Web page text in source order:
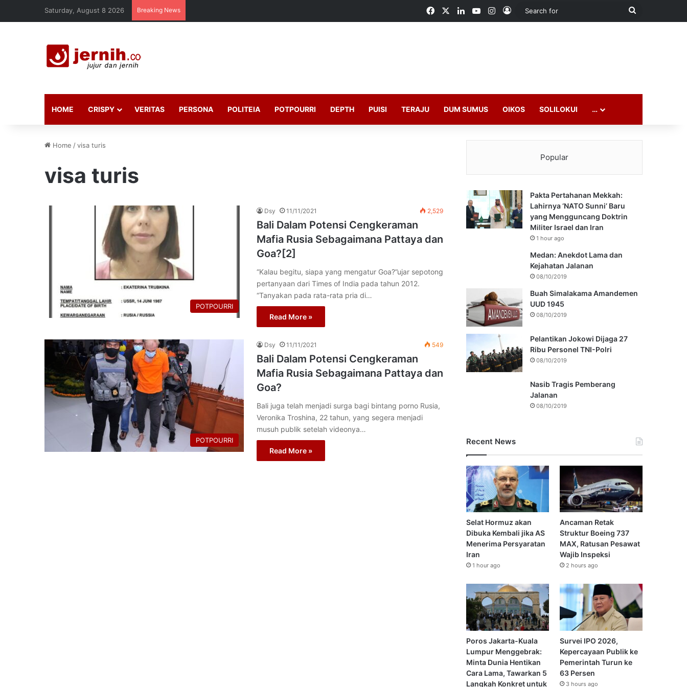
Saturday, August 8 2026 Breaking News FacebookLinkedInYouTubeInstagram
Log In
Search
HOME CRISPY VERITAS PERSONA POLITEIA POTPOURRI DEPTH PUISI TERAJU DUM SUMUS OIKOS SOLILOKUI …
Home /visa turis
visa turis
POTPOURRI
Dsy 11/11/2021 2,529
Bali Dalam Potensi Cengkeraman
Mafia Rusia Sebagaimana Pattaya dan
Goa?[2]
“Kalau begitu, siapa yang mengatur Goa?”ujar sepotong
pertanyaan dari Times of India pada tahun 2012.
“Tanyakan pada rata-rata pria di…
Read More »
POTPOURRI
Dsy 11/11/2021 549
Bali Dalam Potensi Cengkeraman
Mafia Rusia Sebagaimana Pattaya dan
Goa?
Bali juga telah menjadi surga bagi bintang porno Rusia,
Veronika Troshina, 22 tahun, yang segera menjadi
musuh publik setelah videonya…
Read More »
Popular
Pakta Pertahanan Mekkah:
Lahirnya ‘NATO Sunni’ Baru
yang Mengguncang Doktrin
Militer Israel dan Iran
1 hour ago
Medan: Anekdot Lama dan
Kejahatan Jalanan
08/10/2019
Buah Simalakama Amandemen
UUD 1945
08/10/2019
Pelantikan Jokowi Dijaga 27
Ribu Personel TNI-Polri
08/10/2019
Nasib Tragis Pemberang
Jalanan
08/10/2019
Recent News
Selat Hormuz akan
Dibuka Kembali jika AS
Menerima Persyaratan
Iran
1 hour ago
Ancaman Retak
Struktur Boeing 737
MAX, Ratusan Pesawat
Wajib Inspeksi
2 hours ago
Poros Jakarta-Kuala
Lumpur Menggebrak:
Minta Dunia Hentikan
Cara Lama, Tawarkan 5
Langkah Konkret untuk
Survei IPO 2026,
Kepercayaan Publik ke
Pemerintah Turun ke
63 Persen
3 hours ago